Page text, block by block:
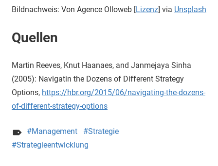
Bildnachweis: Von Agence Olloweb [Lizenz] via Unsplash
Quellen
Martin Reeves, Knut Haanaes, and Janmejaya Sinha
(2005): Navigatin the Dozens of Different Strategy
Options, https://hbr.org/2015/06/navigating-the-dozens-
of-different-strategy-options
Management
Strategie
Strategieentwicklung